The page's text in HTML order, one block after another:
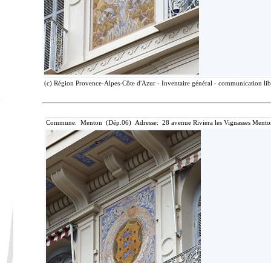
(c) Région Provence-Alpes-Côte d'Azur - Inventaire général - communication
Commune: Menton (Dép.06) Adresse: 28 avenue Riviera les Vignasses